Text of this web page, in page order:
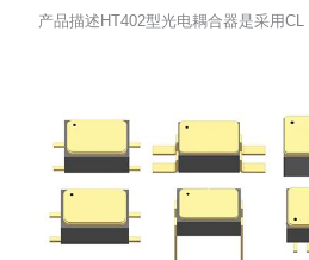
产品描述HT402型光电耦合器是采用